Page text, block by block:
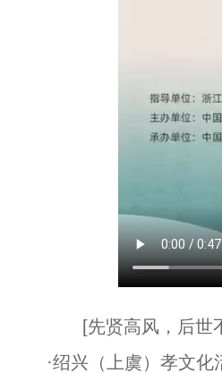
[先贤高风，后世不
·绍兴（上虞）孝文